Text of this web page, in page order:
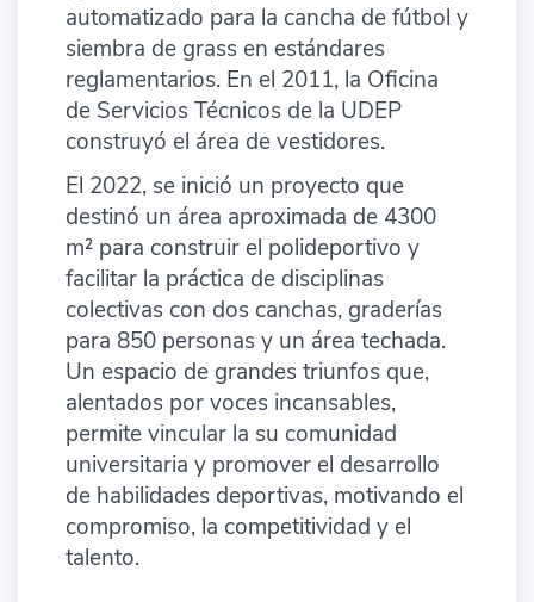
automatizado para la cancha de fútbol y
siembra de grass en estándares
reglamentarios. En el 2011, la Oficina
de Servicios Técnicos de la UDEP
construyó el área de vestidores.
El 2022, se inició un proyecto que
destinó un área aproximada de 4300
m² para construir el polideportivo y
facilitar la práctica de disciplinas
colectivas con dos canchas, graderías
para 850 personas y un área techada.
Un espacio de grandes triunfos que,
alentados por voces incansables,
permite vincular la su comunidad
universitaria y promover el desarrollo
de habilidades deportivas, motivando el
compromiso, la competitividad y el
talento.